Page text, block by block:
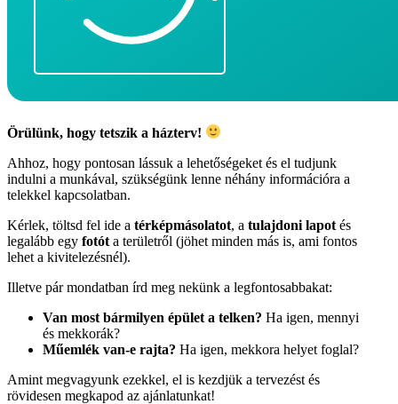
Örülünk, hogy tetszik a házterv!
Ahhoz, hogy pontosan lássuk a lehetőségeket és el tudjunk
indulni a munkával, szükségünk lenne néhány információra a
telekkel kapcsolatban.
Kérlek, töltsd fel ide a térképmásolatot, a tulajdoni lapot és
legalább egy fotót a területről (jöhet minden más is, ami fontos
lehet a kivitelezésnél).
Illetve pár mondatban írd meg nekünk a legfontosabbakat:
Van most bármilyen épület a telken? Ha igen, mennyi
és mekkorák?
Műemlék van-e rajta? Ha igen, mekkora helyet foglal?
Amint megvagyunk ezekkel, el is kezdjük a tervezést és
rövidesen megkapod az ajánlatunkat!